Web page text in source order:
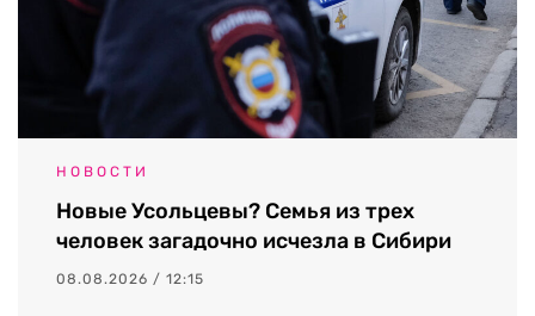
НОВОСТИ
Новые Усольцевы? Семья из трех
человек загадочно исчезла в Сибири
08.08.2026 / 12:15